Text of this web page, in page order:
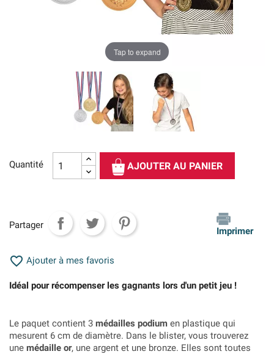
Tap to expand
Quantité AJOUTER AU PANIER
Partager
Imprimer
 Ajouter à mes favoris
Idéal pour récompenser les gagnants lors d'un petit jeu !
Le paquet contient 3 médailles podium en plastique qui
mesurent 6 cm de diamètre. Dans le blister, vous trouverez
une médaille or, une argent et une bronze. Elles sont toutes